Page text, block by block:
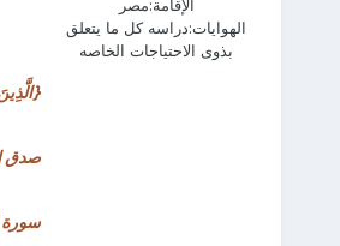
الإقامة:مصر
الهوايات:دراسه كل ما يتعلق
بذوى الاحتياجات الخاصه
صدق
سورة